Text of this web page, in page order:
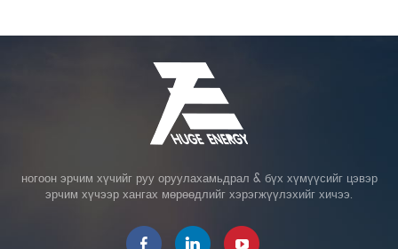
ногоон эрчим хүчийг руу оруулахамьдрал & бүх хүмүүсийг цэвэр
эрчим хүчээр хангах мөрөөдлийг хэрэгжүүлэхийг хичээ.